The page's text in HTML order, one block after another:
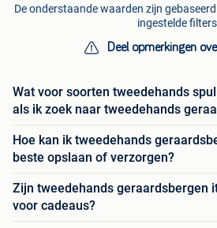
De onderstaande waarden zijn
ingestelde filters
Deel opmerkingen
Wat voor soorten tweedehands
als ik zoek naar tweedehands
Hoe kan ik tweedehands
beste opslaan of verzorgen?
Zijn tweedehands geraardsbergen
voor cadeaus?